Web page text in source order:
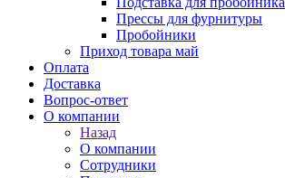
Прессы для фурнитуры
Пробойники
Приход товара май
Оплата
Доставка
Вопрос-ответ
О компании
Назад
О компании
Сотрудники